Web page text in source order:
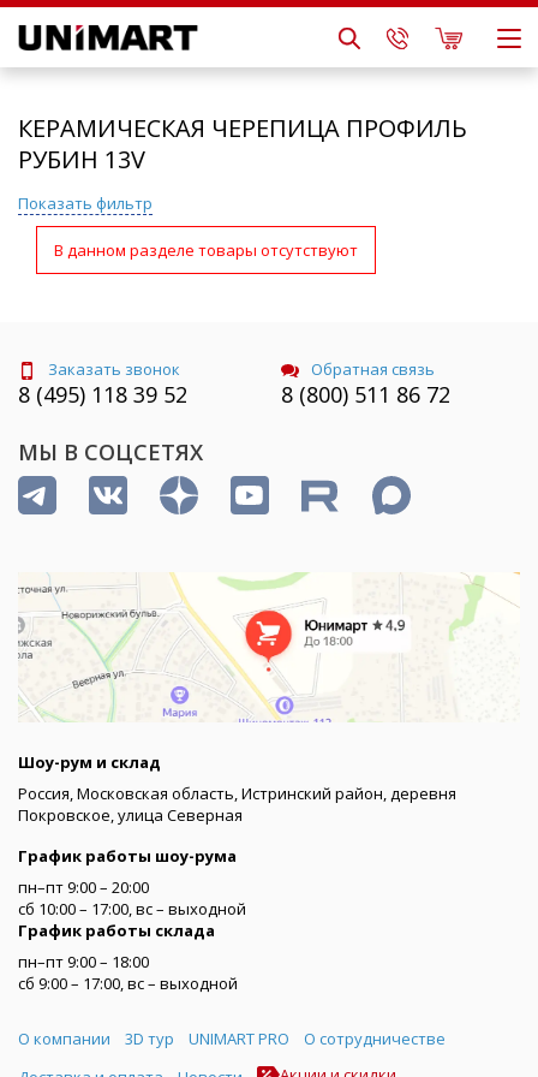
КЕРАМИЧЕСКАЯ ЧЕРЕПИЦА ПРОФИЛЬ
РУБИН 13V
В данном разделе товары отсутствуют
Показать фильтр
Заказать звонок
8 (495) 118 39 52
Обратная связь
8 (800) 511 86 72
МЫ В СОЦСЕТЯХ
Шоу-рум и склад
Россия, Московская область, Истринский район, деревня
Покровское, улица Северная
График работы шоу-рума
пн–пт 9:00 – 20:00
сб 10:00 – 17:00, вс – выходной
График работы склада
пн–пт 9:00 – 18:00
сб 9:00 – 17:00, вс – выходной
Меню
О компании 3D тур UNIMART PRO
О сотрудничестве